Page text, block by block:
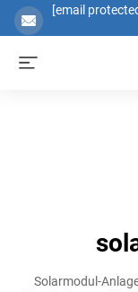
[email
Solarmodul-